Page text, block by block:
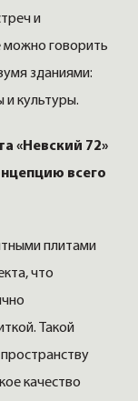
и
можно говорить
зданиями:
и культуры.
«Невский 72»
всего
плитами
что
Такой
качество